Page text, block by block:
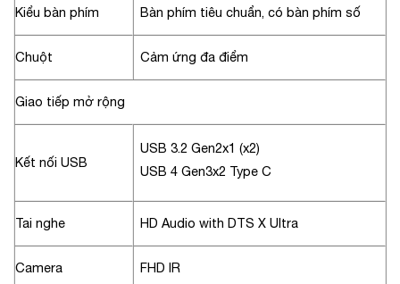
Kiểu bàn phím Bàn phím tiêu chuẩn, có bàn phím số
Chuột Cảm ứng đa điểm
Giao tiếp mở rộng
Kết nối USB
USB 3.2 Gen2x1 (x2)
USB 4 Gen3x2 Type C
Tai nghe HD Audio with DTS X Ultra
Camera FHD IR